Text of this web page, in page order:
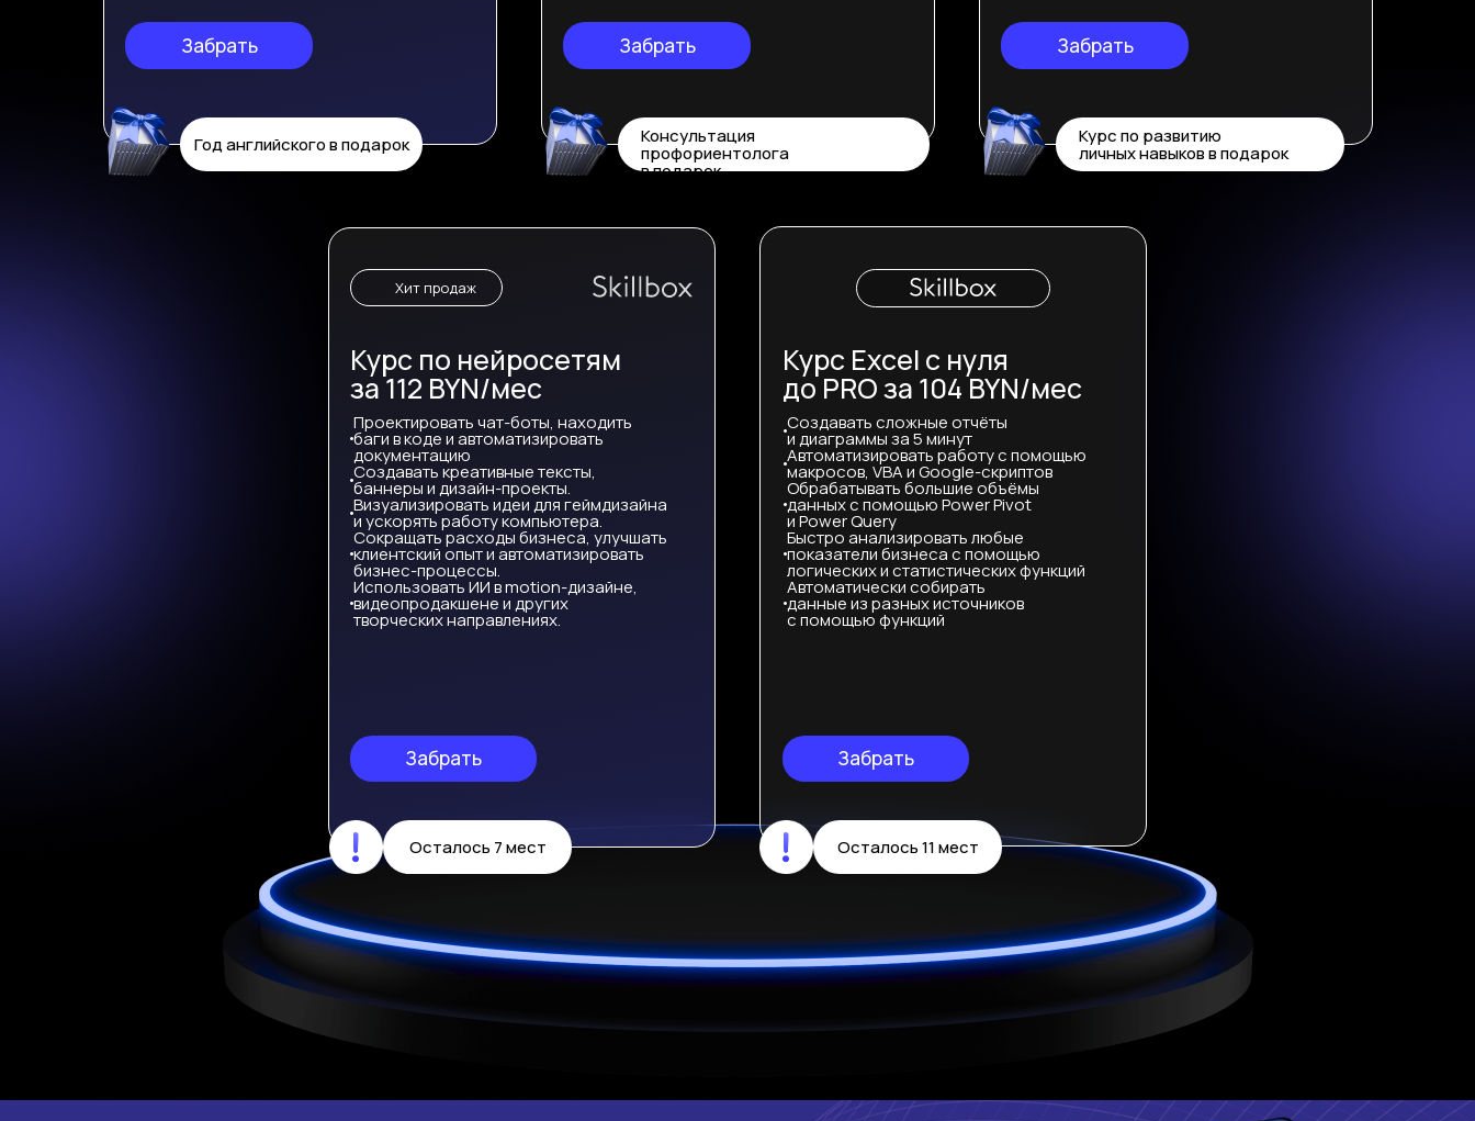
Забрать Забрать
Забрать
Хит продаж
Курс по нейросетям
за 112 BYN/мес
Проектировать чат-боты, находить
баги в коде и автоматизировать
документацию
Создавать креативные тексты,
баннеры и дизайн-проекты.
Визуализировать идеи для геймдизайна
и ускорять работу компьютера.
Сокращать расходы бизнеса, улучшать
клиентский опыт и автоматизировать
бизнес-процессы.
Использовать ИИ в motion-дизайне,
видеопродакшене и других
творческих направлениях.
Забрать
Курс Excel с нуля
до PRO за 104 BYN/мес
Создавать сложные отчёты
и диаграммы за 5 минут
Автоматизировать работу с помощью
макросов, VBA и Google-скриптов
Обрабатывать большие объёмы
данных с помощью Power Pivot
и Power Query
Быстро анализировать любые
показатели бизнеса с помощью
логических и статистических функций
Автоматически собирать
данные из разных источников
с помощью функций
Забрать
Год английского в подарок Курс по развитию
личных навыков в подарок
Консультация
профориентолога
в подарок
Осталось 7 мест Осталось 11 мест